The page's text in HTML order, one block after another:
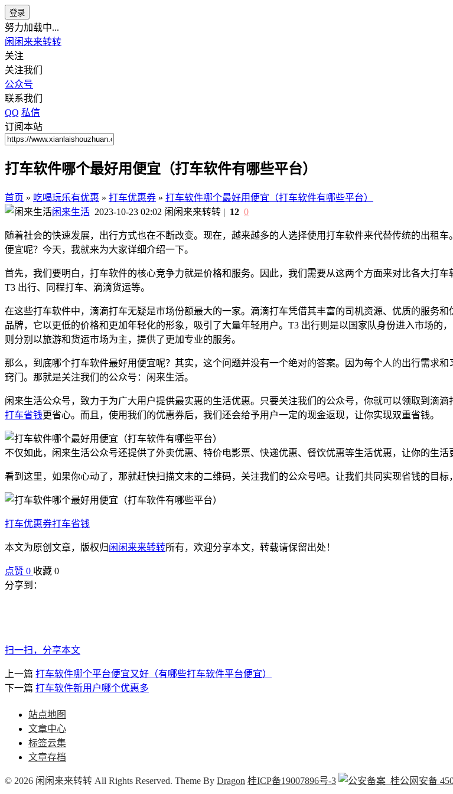
登录
努力加载中...
闲闲来来转转
关注
关注我们
公众号
联系我们
QQ 私信
订阅本站
打车软件哪个最好用便宜（打车软件有哪些平台）
首页 » 吃喝玩乐有优惠 » 打车优惠券 » 打车软件哪个最好用便宜（打车软件有哪些平台）
闲来生活 2023-10-23 02:02 闲闲来来转转 | 12 0
随着社会的快速发展，出行方式也在不断改变。现在，越来越多的人选择使用打车软件来代替传统的出租
便宜呢？今天，我就来为大家详细介绍一下。
首先，我们要明白，打车软件的核心竞争力就是价格和服务。因此，我们需要从这两个方面来对比各大打
T3 出行、同程打车、滴滴货运等。
在这些打车软件中，滴滴打车无疑是市场份额最大的一家。滴滴打车凭借其丰富的司机资源、优质的服务
品牌，它以更低的价格和更加年轻化的形象，吸引了大量年轻用户。T3 出行则是以国家队身份进入市场
则分别以旅游和货运市场为主，提供了更加专业的服务。
那么，到底哪个打车软件最好用便宜呢？其实，这个问题并没有一个绝对的答案。因为每个人的出行需求
窍门。那就是关注我们的公众号：闲来生活。
闲来生活公众号，致力于为广大用户提供最实惠的生活优惠。只要关注我们的公众号，你就可以领取到滴
打车省钱更省心。而且，使用我们的优惠券后，我们还会给予用户一定的现金返现，让你实现双重省钱。
不仅如此，闲来生活公众号还提供了外卖优惠、特价电影票、快递优惠、餐饮优惠等生活优惠，让你的生
看到这里，如果你心动了，那就赶快扫描文末的二维码，关注我们的公众号吧。让我们共同实现省钱的目标
打车优惠券打车省钱
本文为原创文章，版权归闲闲来来转转所有，欢迎分享本文，转载请保留出处！
点赞 0 收藏 0
分享到：
扫一扫，分享本文
上一篇 打车软件哪个平台便宜又好（有哪些打车软件平台便宜）
下一篇 打车软件新用户哪个优惠多
站点地图
文章中心
标签云集
文章存档
© 2026 闲闲来来转转 All Rights Reserved. Theme By Dragon 桂ICP备19007896号-3 桂公网安备